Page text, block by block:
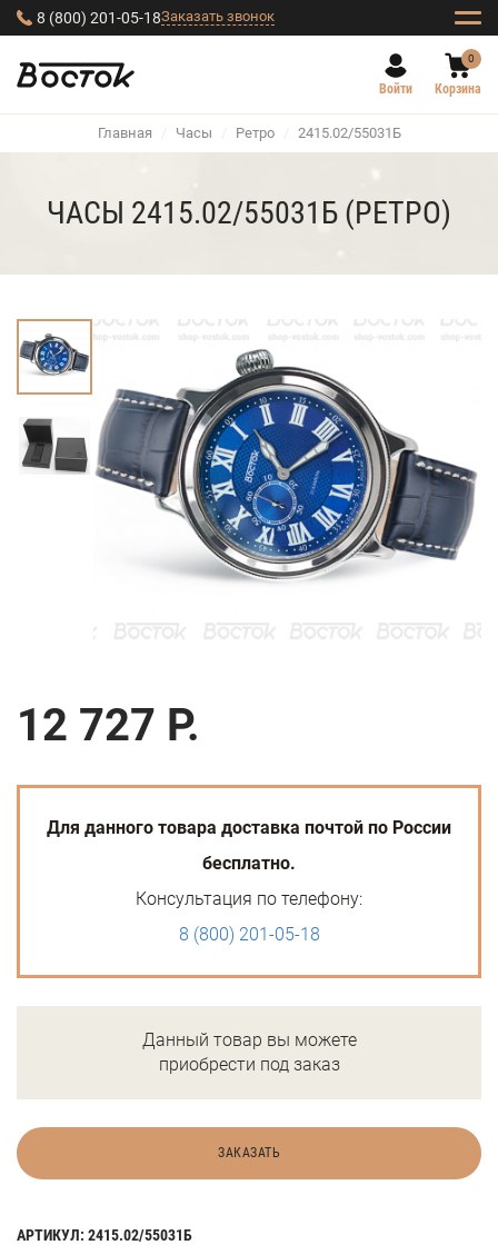
8 (800) 201-05-18Заказать звонок
Войти
0
Корзина
Главная / Часы / Ретро / 2415.02/55031Б
ЧАСЫ 2415.02/55031Б (РЕТРО)
12 727 Р.
Для данного товара доставка почтой по России
бесплатно.
Консультация по телефону:
8 (800) 201-05-18
Данный товар вы можете
приобрести под заказ
ЗАКАЗАТЬ
АРТИКУЛ: 2415.02/55031Б